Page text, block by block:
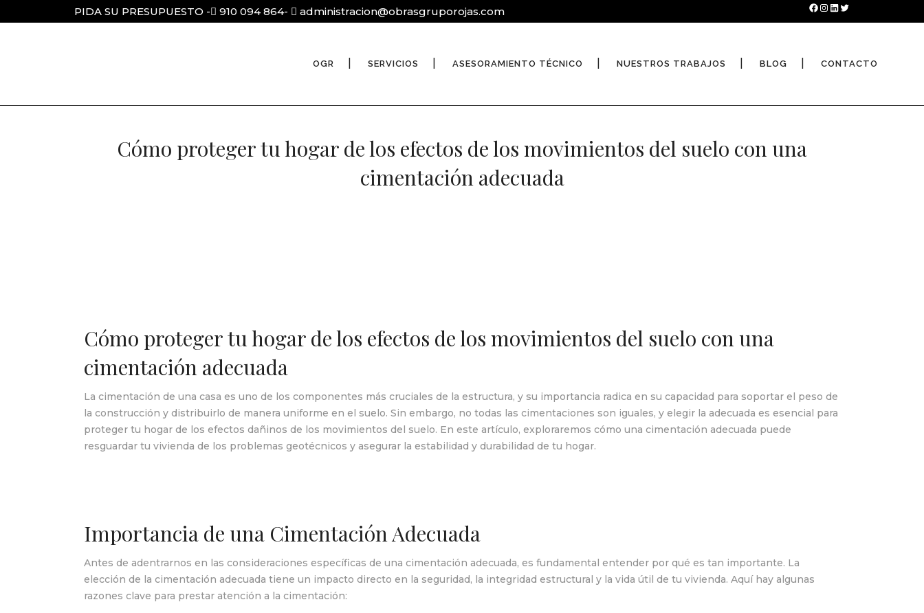
PIDA SU PRESUPUESTO - 910 094 864- administracion@obrasgruporojas.com Facebook
Instagram
LinkedIn
Twitter
OGR SERVICIOS ASESORAMIENTO TÉCNICO NUESTROS TRABAJOS BLOG CONTACTO
Cómo proteger tu hogar de los efectos de los movimientos del suelo con una
cimentación adecuada
Cómo proteger tu hogar de los efectos de los movimientos del suelo con una
cimentación adecuada
La cimentación de una casa es uno de los componentes más cruciales de la estructura, y su importancia radica en su capacidad para soportar el peso de
la construcción y distribuirlo de manera uniforme en el suelo. Sin embargo, no todas las cimentaciones son iguales, y elegir la adecuada es esencial para
proteger tu hogar de los efectos dañinos de los movimientos del suelo. En este artículo, exploraremos cómo una cimentación adecuada puede
resguardar tu vivienda de los problemas geotécnicos y asegurar la estabilidad y durabilidad de tu hogar.
Importancia de una Cimentación Adecuada
Antes de adentrarnos en las consideraciones específicas de una cimentación adecuada, es fundamental entender por qué es tan importante. La
elección de la cimentación adecuada tiene un impacto directo en la seguridad, la integridad estructural y la vida útil de tu vivienda. Aquí hay algunas
razones clave para prestar atención a la cimentación: